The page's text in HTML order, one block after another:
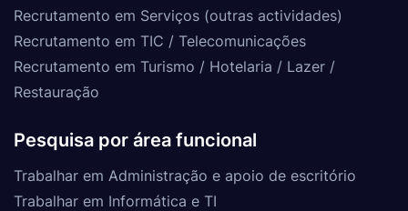
Recrutamento em Serviços (outras actividades)
Recrutamento em TIC / Telecomunicações
Recrutamento em Turismo / Hotelaria / Lazer /
Restauração
Pesquisa por área funcional
Trabalhar em Administração e apoio de escritório
Trabalhar em Informática e TI